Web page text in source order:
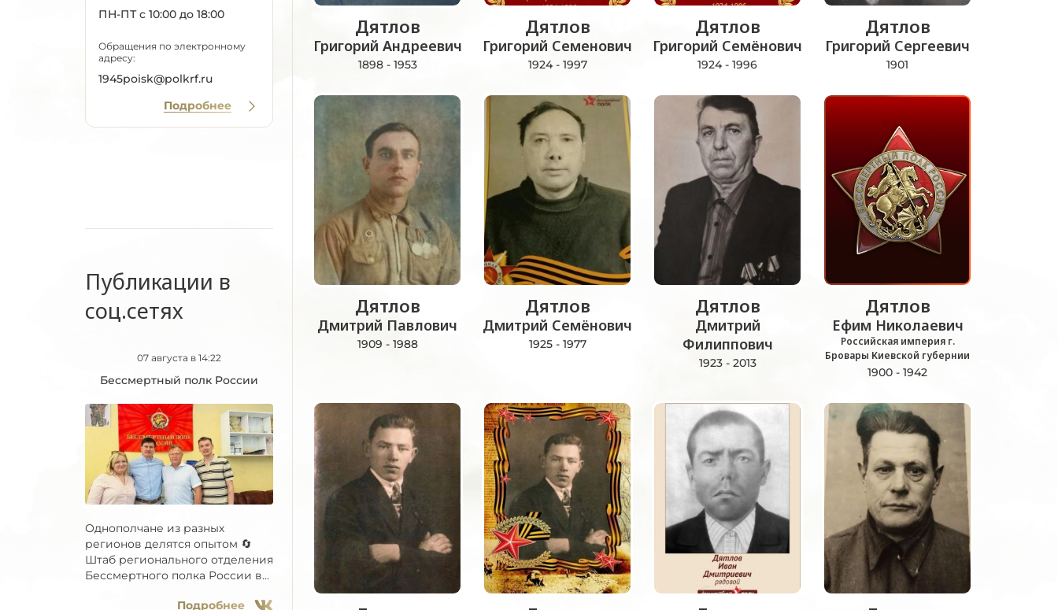
ПН-ПТ с 10:00 до 18:00
Обращения по электронному
адресу:
1945poisk@polkrf.ru
Подробнее
Публикации в
соц.сетях
07 августа в 14:22
Бессмертный полк России
Однополчане из разных
регионов делятся опытом 🔄
Штаб регионального отделения
Бессмертного полка России в...
Подробнее
Дятлов
Григорий Андреевич
1898 - 1953
Дятлов
Григорий Семенович
1924 - 1997
Дятлов
Григорий Семёнович
1924 - 1996
Дятлов
Григорий Сергеевич
1901
Дятлов
Дмитрий Павлович
1909 - 1988
Дятлов
Дмитрий Семёнович
1925 - 1977
Дятлов
Дмитрий
Филиппович
1923 - 2013
Дятлов
Ефим Николаевич
Российская империя г.
Бровары Киевской губернии
1900 - 1942